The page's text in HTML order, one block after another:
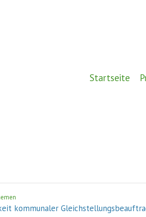
Startseite
kommunaler